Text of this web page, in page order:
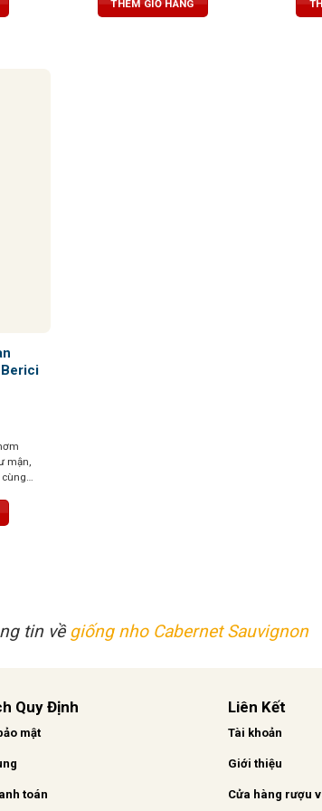
chua
bằng tuyệt vời
THÊM GIỎ HÀNG
tannin
mận,
vị
tin về giống nho Cabernet Sauvignon
Quy Định
mật
toán
Liên Kết
Tài khoản
Giới thiệu
Cửa hàng rượu